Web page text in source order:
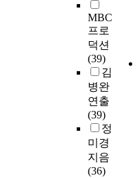
MBC
프로
덕션
(39)
김
병완
연출
(39)
정
미경
지음
(36)